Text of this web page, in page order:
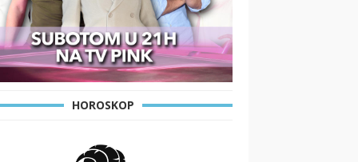
HOROSKOP